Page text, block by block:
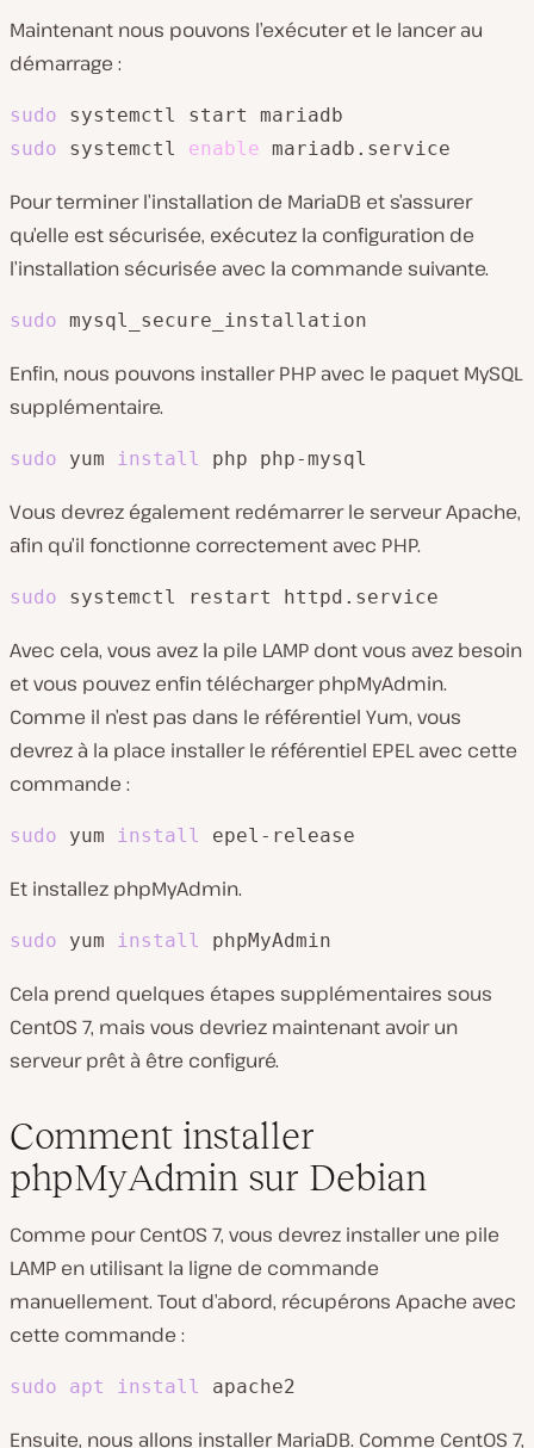
Maintenant nous pouvons l’exécuter et le lancer au
démarrage :
sudo
sudo systemctl enable mariadb.service
Pour terminer l’installation de MariaDB et s’assurer
qu’elle est sécurisée, exécutez la configuration de
l’installation sécurisée avec la commande suivante.
sudo mysql_secure_installation
Enfin, nous pouvons installer PHP avec le paquet MySQL
supplémentaire.
sudo yum install php php-mysql
Vous devrez également redémarrer le serveur Apache,
afin qu’il fonctionne correctement avec PHP.
sudo systemctl restart httpd.service
Avec cela, vous avez la pile LAMP dont vous avez besoin
et vous pouvez enfin télécharger phpMyAdmin.
Comme il n’est pas dans le référentiel Yum, vous
devrez à la place installer le référentiel EPEL avec cette
commande :
sudo yum install epel-release
Et installez phpMyAdmin.
sudo yum install phpMyAdmin
Cela prend quelques étapes supplémentaires sous
CentOS 7, mais vous devriez maintenant avoir un
serveur prêt à être configuré.
Comment installer
phpMyAdmin sur Debian
Comme pour CentOS 7, vous devrez installer une pile
LAMP en utilisant la ligne de commande
manuellement. Tout d’abord, récupérons Apache avec
cette commande :
sudo apt install apache2
Ensuite, nous allons installer MariaDB. Comme CentOS 7,